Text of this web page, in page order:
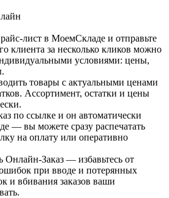
лист в МоемСкладе и отправьте
клиента за несколько кликов можно
условиями: цены,
товары с актуальными ценами
Ассортимент, остатки и цены
по ссылке и он автоматически
— вы можете сразу распечатать
на оплату или оперативно
Онлайн-Заказ — избавьтесь от
при вводе и потерянных
и вбивания заказов ваши